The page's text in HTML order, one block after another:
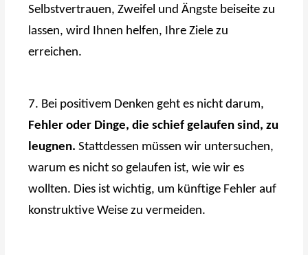
Selbstvertrauen, Zweifel und Ängste beiseite zu
lassen, wird Ihnen helfen, Ihre Ziele zu
erreichen.
7. Bei positivem Denken geht es nicht darum,
Fehler oder Dinge, die schief gelaufen sind, zu
leugnen. Stattdessen müssen wir untersuchen,
warum es nicht so gelaufen ist, wie wir es
wollten. Dies ist wichtig, um künftige Fehler auf
konstruktive Weise zu vermeiden.